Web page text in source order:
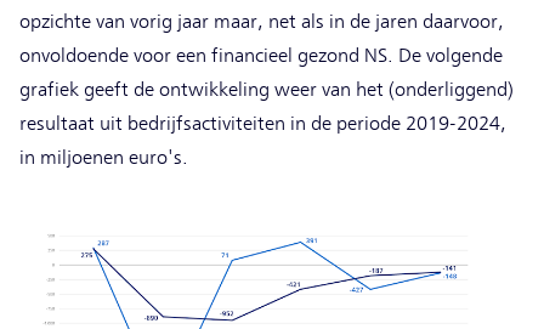
opzichte van vorig jaar maar, net als in de jaren daarvoor,
onvoldoende voor een financieel gezond NS. De volgende
grafiek geeft de ontwikkeling weer van het (onderliggend)
resultaat uit bedrijfsactiviteiten in de periode 2019-2024,
in miljoenen euro's.